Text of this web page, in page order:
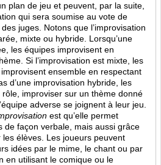
plan de jeu et peuvent, par la suite,
qui sera soumise au vote de
des juges. Notons que l’improvisation
mixte ou hybride. Lorsqu’une
les équipes improvisent en
Si l’improvisation est mixte, les
ensemble en respectant
d’une improvisation hybride, les
improviser sur un thème donné
adverse se joignent à leur jeu.
est qu’elle permet
de façon verbale, mais aussi grâce
les élèves. Les joueurs peuvent
idées par le mime, le chant ou par
en utilisant le comique ou le